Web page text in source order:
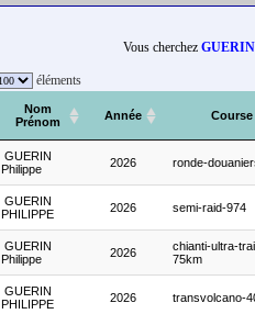
Vous cherchez
éléments
Nom
Prénom
Année Course
GUERIN
Philippe
2026 ronde-
GUERIN
PHILIPPE
2026 semi-raid-974
GUERIN
Philippe
2026
chianti-ultra-
75km
GUERIN
PHILIPPE
2026 transvolcano-